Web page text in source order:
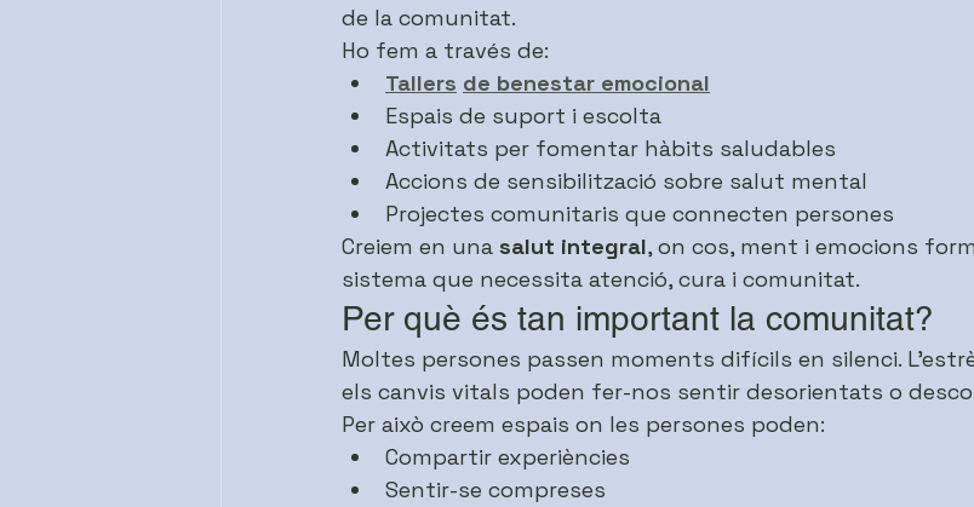
de la comunitat.
Ho fem a través de:
Tallers de benestar emocional
Espais de suport i escolta
Activitats per fomentar hàbits saludables
Accions de sensibilització sobre salut mental
Projectes comunitaris que connecten persones
Creiem en una salut integral, on cos, ment i emocions
sistema que necessita atenció, cura i comunitat.
Per què és tan important la comunitat?
Moltes persones passen moments difícils en silenci.
els canvis vitals poden fer-nos sentir desorientats o
Per això creem espais on les persones poden:
Compartir experiències
Sentir-se compreses